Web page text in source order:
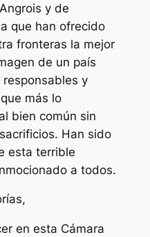
y de
que han ofrecido
fronteras la mejor
de un país
y
más lo
bien común sin
Han sido
esta terrible
a todos.
en esta Cámara